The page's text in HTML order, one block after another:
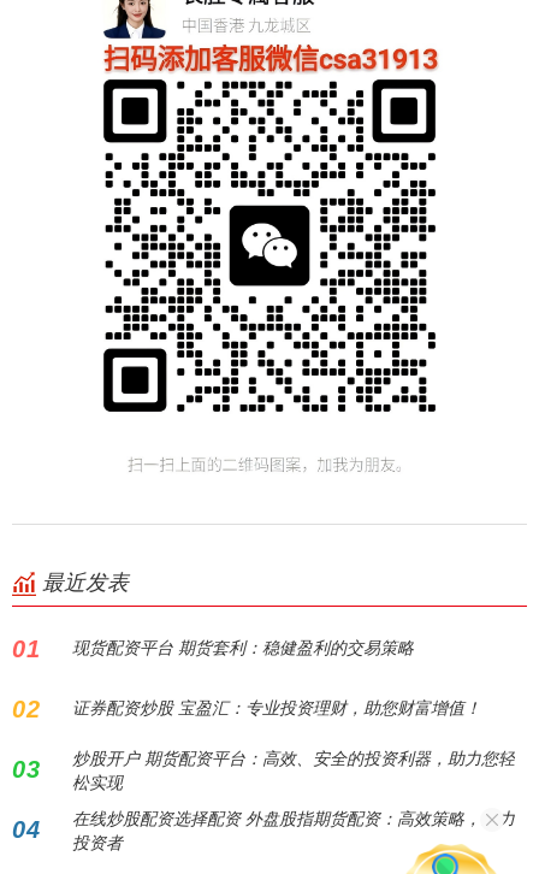
最近发表
01 现货配资平台 期货套利：稳健盈利的交易策略
02 证券配资炒股 宝盈汇：专业投资理财，助您财富增值！
03
炒股开户 期货配资平台：高效、安全的投资利器，助力您轻
松实现
04
在线炒股配资选择配资 外盘股指期货配资：高效策略，助力
投资者